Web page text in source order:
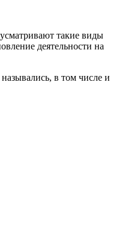
такие виды
деятельности на
в том числе и